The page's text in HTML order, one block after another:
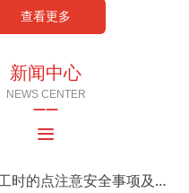
查看更多
新闻中心
NEWS CENTER
——
끀
注胶铝型材加工时的点注意安全事项及注胶设备可以使用